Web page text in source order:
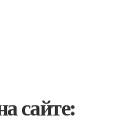
сайте: